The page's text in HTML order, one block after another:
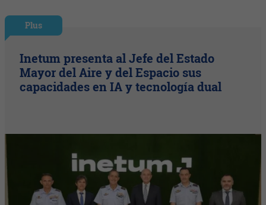
Plus
Inetum presenta al Jefe del Estado
Mayor del Aire y del Espacio sus
capacidades en IA y tecnología dual